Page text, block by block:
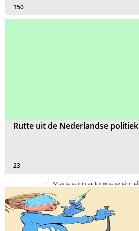
150
Rutte uit de Nederlandse politiek
23